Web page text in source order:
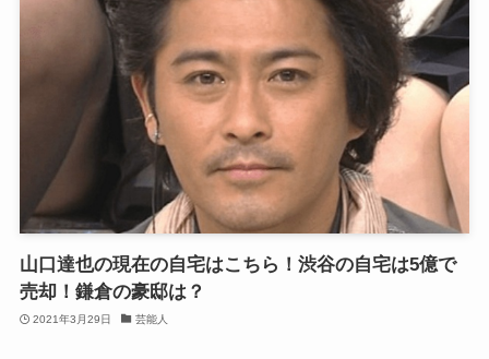
山口達也の現在の自宅はこちら！渋谷の自宅は5億で
売却！鎌倉の豪邸は？
2021年3月29日 芸能人